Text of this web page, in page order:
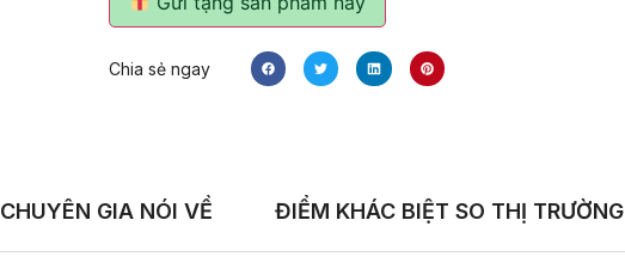
Chia sẻ ngay
CHUYÊN GIA NÓI VỀ ĐIỂM KHÁC BIỆT SO THỊ TRƯỜNG